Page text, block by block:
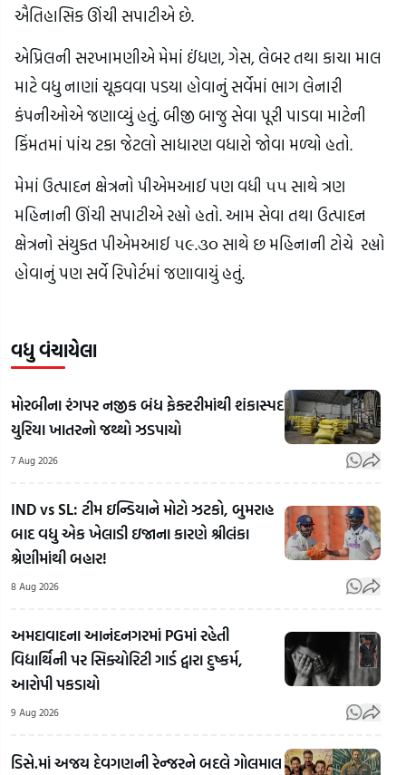
ઐતિહાસિક ઊંચી સપાટીએ છે.
એપ્રિલની સરખામણીએ મેમાં ઈંધણ, ગેસ, લેબર તથા કાચા માલ
માટે વધુ નાણાં ચૂકવવા પડયા હોવાનું સર્વેમાં ભાગ લેનારી
કંપનીઓએ જણાવ્યું હતું. બીજી બાજુ સેવા પૂરી પાડવા માટેની
કિંમતમાં પાંચ ટકા જેટલો સાધારણ વધારો જોવા મળ્યો હતો.
મેમાં ઉત્પાદન ક્ષેત્રનો પીએમઆઈ પણ વધી ૫૫ સાથે ત્રણ
મહિનાની ઊંચી સપાટીએ રહ્યો હતો. આમ સેવા તથા ઉત્પાદન
ક્ષેત્રનો સંયુકત પીએમઆઈ ૫૯.૩૦ સાથે છ મહિનાની ટોચે રહ્યો
હોવાનું પણ સર્વે રિપોર્ટમાં જણાવાયું હતું.
વધુ વંચાયેલા
મોરબીના રંગપર નજીક બંધ ફેક્ટરીમાંથી શંકાસ્પદ
યુરિયા ખાતરનો જથ્થો ઝડપાયો
7 Aug 2026
IND vs SL: ટીમ ઇન્ડિયાને મોટો ઝટકો, બુમરાહ
બાદ વધુ એક ખેલાડી ઇજાના કારણે શ્રીલંકા
શ્રેણીમાંથી બહાર!
8 Aug 2026
અમદાવાદના આનંદનગરમાં PGમાં રહેતી
વિદ્યાર્થિની પર સિક્યોરિટી ગાર્ડ દ્વારા દુષ્કર્મ,
આરોપી પકડાયો
9 Aug 2026
ડિસે.માં અજય દેવગણની રેન્જરને બદલે ગોલમાલ
Gen-
ગેરમાર્ગે
દોરાયા
માટે
મારે
મંત્રી